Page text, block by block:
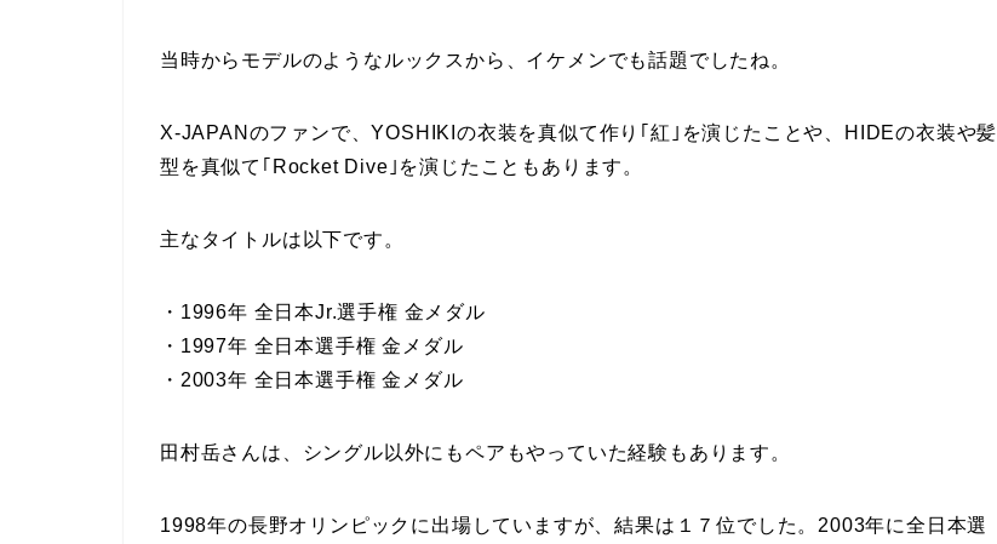
当時からモデルのようなルックスから、イケメンでも話題でしたね。
X-JAPANのファンで、YOSHIKIの衣装を真似て作り｢紅｣を演じたことや、HIDEの衣装や髪
型を真似て｢Rocket Dive｣を演じたこともあります。
主なタイトルは以下です。
・1996年 全日本Jr.選手権 金メダル
・1997年 全日本選手権 金メダル
・2003年 全日本選手権 金メダル
田村岳さんは、シングル以外にもペアもやっていた経験もあります。
1998年の長野オリンピックに出場していますが、結果は１７位でした。2003年に全日本選